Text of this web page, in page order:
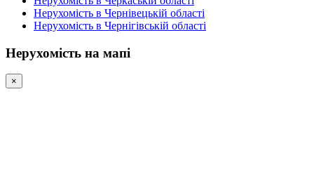
Нерухомість в Чернівецькій області
Нерухомість в Чернігівській області
Нерухомість на мапі
×